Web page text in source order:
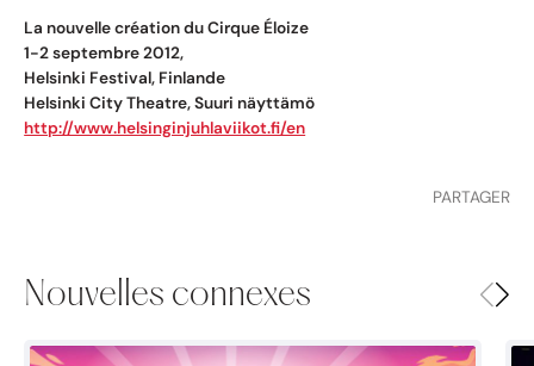
La nouvelle création du Cirque Éloize
1-2 septembre 2012,
Helsinki Festival, Finlande
Helsinki City Theatre, Suuri näyttämö
http://www.helsinginjuhlaviikot.fi/en
PARTAGER
Nouvelles connexes